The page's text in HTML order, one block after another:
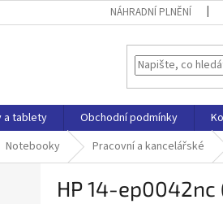
NÁHRADNÍ PLNĚNÍ
a tablety Obchodní podmínky
Notebooky Pracovní a kancelářské
HP 14-ep0042nc